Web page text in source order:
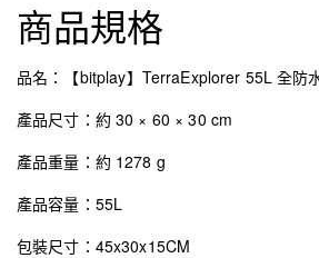
商品規格
品名：【bitplay】TerraExplorer 55L 全防
產品尺寸：約 30 × 60 × 30 cm
產品重量：約 1278 g
產品容量：55L
包裝尺寸：45x30x15CM